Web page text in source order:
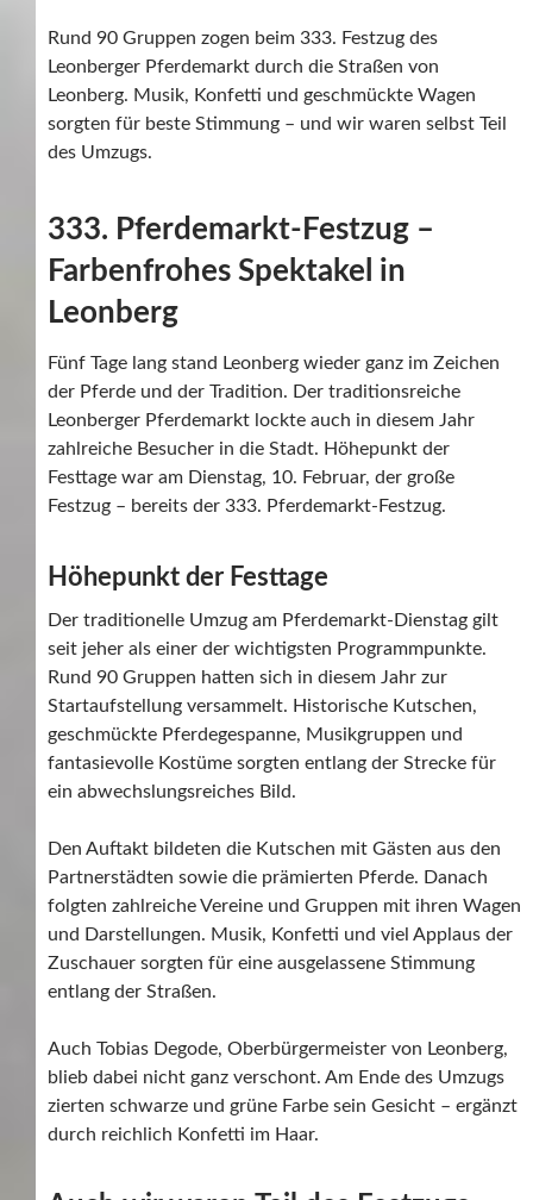
Rund 90 Gruppen zogen beim 333. Festzug des
Leonberger Pferdemarkt durch die Straßen von
Leonberg. Musik, Konfetti und geschmückte Wagen
sorgten für beste Stimmung – und wir waren selbst Teil
des Umzugs.
333. Pferdemarkt-Festzug –
Farbenfrohes Spektakel in
Leonberg
Fünf Tage lang stand Leonberg wieder ganz im Zeichen
der Pferde und der Tradition. Der traditionsreiche
Leonberger Pferdemarkt lockte auch in diesem Jahr
zahlreiche Besucher in die Stadt. Höhepunkt der
Festtage war am Dienstag, 10. Februar, der große
Festzug – bereits der 333. Pferdemarkt-Festzug.
Höhepunkt der Festtage
Der traditionelle Umzug am Pferdemarkt-Dienstag gilt
seit jeher als einer der wichtigsten Programmpunkte.
Rund 90 Gruppen hatten sich in diesem Jahr zur
Startaufstellung versammelt. Historische Kutschen,
geschmückte Pferdegespanne, Musikgruppen und
fantasievolle Kostüme sorgten entlang der Strecke für
ein abwechslungsreiches Bild.
Den Auftakt bildeten die Kutschen mit Gästen aus den
Partnerstädten sowie die prämierten Pferde. Danach
folgten zahlreiche Vereine und Gruppen mit ihren Wagen
und Darstellungen. Musik, Konfetti und viel Applaus der
Zuschauer sorgten für eine ausgelassene Stimmung
entlang der Straßen.
Auch Tobias Degode, Oberbürgermeister von Leonberg,
blieb dabei nicht ganz verschont. Am Ende des Umzugs
zierten schwarze und grüne Farbe sein Gesicht – ergänzt
durch reichlich Konfetti im Haar.